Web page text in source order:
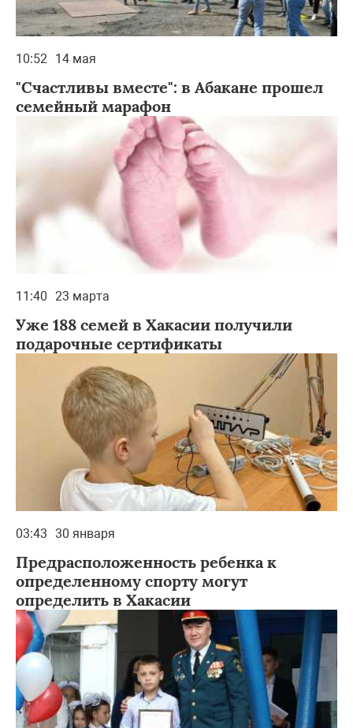
10:52 14 мая
"Счастливы вместе": в Абакане прошел
семейный марафон
11:40 23 марта
Уже 188 семей в Хакасии получили
подарочные сертификаты
03:43 30 января
Предрасположенность ребенка к
определенному спорту могут
определить в Хакасии